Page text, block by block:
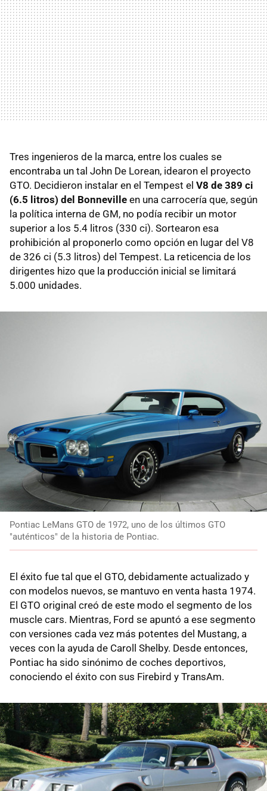
Tres ingenieros de la marca, entre los cuales se
encontraba un tal John De Lorean, idearon el proyecto
GTO. Decidieron instalar en el Tempest el V8 de 389 ci
(6.5 litros) del Bonneville en una carrocería que, según
la política interna de GM, no podía recibir un motor
superior a los 5.4 litros (330 ci). Sortearon esa
prohibición al proponerlo como opción en lugar del V8
de 326 ci (5.3 litros) del Tempest. La reticencia de los
dirigentes hizo que la producción inicial se limitará
5.000 unidades.
Pontiac LeMans GTO de 1972, uno de los últimos GTO
"auténticos" de la historia de Pontiac.
El éxito fue tal que el GTO, debidamente actualizado y
con modelos nuevos, se mantuvo en venta hasta 1974.
El GTO original creó de este modo el segmento de los
muscle cars. Mientras, Ford se apuntó a ese segmento
con versiones cada vez más potentes del Mustang, a
veces con la ayuda de Caroll Shelby. Desde entonces,
Pontiac ha sido sinónimo de coches deportivos,
conociendo el éxito con sus Firebird y TransAm.